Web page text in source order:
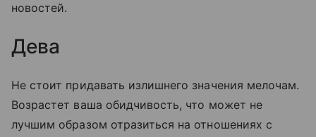
новостей.
Дева
Не стоит придавать излишнего значения мелочам.
Возрастет ваша обидчивость, что может не
лучшим образом отразиться на отношениях с